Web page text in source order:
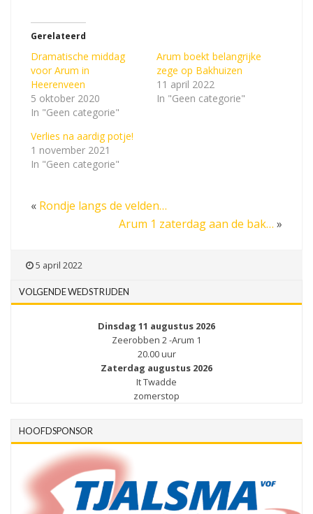
Gerelateerd
Dramatische middag
voor Arum in
Heerenveen
5 oktober 2020
In "Geen categorie"
Arum boekt belangrijke
zege op Bakhuizen
11 april 2022
In "Geen categorie"
Verlies na aardig potje!
1 november 2021
In "Geen categorie"
« Rondje langs de velden…
Arum 1 zaterdag aan de bak… »
5 april 2022
VOLGENDE WEDSTRIJDEN
Dinsdag 11 augustus 2026
Zeerobben 2 -Arum 1
20.00 uur
Zaterdag augustus 2026
It Twadde
zomerstop
HOOFDSPONSOR